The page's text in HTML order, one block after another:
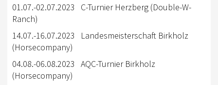
LEHRVIDEOS
EWU BERLIN-BRANDENBURG
VORSTAND B/BB
JUGEND
01.07.-02.07.2023 C-Turnier Herzberg (Double-W-
Ranch)
14.07.-16.07.2023 Landesmeisterschaft Birkholz
(Horsecompany)
04.08.-06.08.2023 AQC-Turnier Birkholz
(Horsecompany)